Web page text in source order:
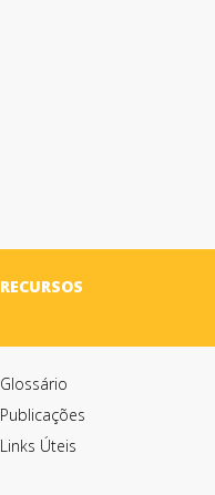
RECURSOS
Glossário
Publicações
Links Úteis